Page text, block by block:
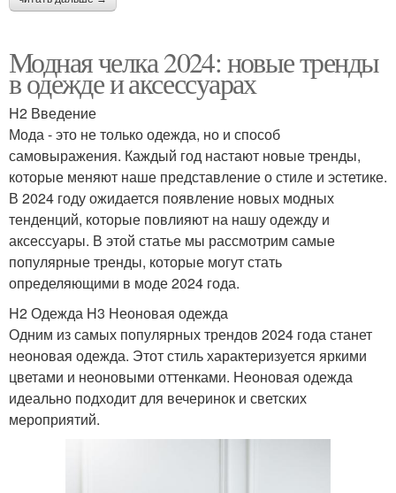
Модная челка 2024: новые тренды
в одежде и аксессуарах
H2 Введение
Мода - это не только одежда, но и способ
самовыражения. Каждый год настают новые тренды,
которые меняют наше представление о стиле и эстетике.
В 2024 году ожидается появление новых модных
тенденций, которые повлияют на нашу одежду и
аксессуары. В этой статье мы рассмотрим самые
популярные тренды, которые могут стать
определяющими в моде 2024 года.
H2 Одежда H3 Неоновая одежда
Одним из самых популярных трендов 2024 года станет
неоновая одежда. Этот стиль характеризуется яркими
цветами и неоновыми оттенками. Неоновая одежда
идеально подходит для вечеринок и светских
мероприятий.